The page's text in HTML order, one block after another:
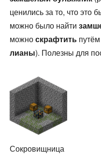
ценились за то, что это
можно было найти
можноскрафтить
лианы). Полезны для
Сокровищница